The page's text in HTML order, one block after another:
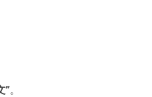
”。